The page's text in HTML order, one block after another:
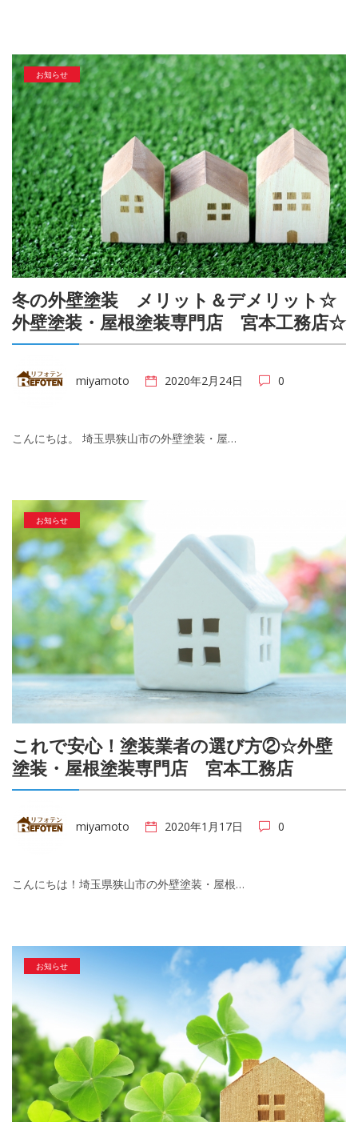
お知らせ
冬の外壁塗装 メリット＆デメリット☆
外壁塗装・屋根塗装専門店 宮本工務店☆
miyamoto 2020年2月24日 0
こんにちは。 埼玉県狭山市の外壁塗装・屋…
お知らせ
これで安心！塗装業者の選び方②☆外壁
塗装・屋根塗装専門店 宮本工務店
miyamoto 2020年1月17日 0
こんにちは！埼玉県狭山市の外壁塗装・屋根…
お知らせ